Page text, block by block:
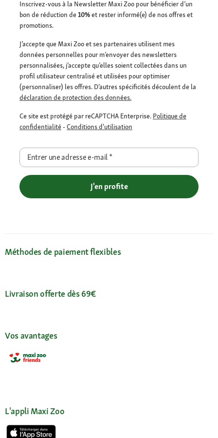
Inscrivez-vous à la Newsletter Maxi Zoo pour bénéficier d’un
bon de réduction de10%et rester informé(e) de nos offres et
promotions.
J’accepte que Maxi Zoo et ses partenaires utilisent mes
données personnelles pour m’envoyer des newsletters
personnalisées, j’accepte qu’elles soient collectées dans un
profil utilisateur centralisé et utilisées pour optimiser
(personnaliser) les offres. D’autres spécificités découlent de la
déclaration de protection des données.
Ce site est protégé par reCAPTCHA Enterprise. Politique de
confidentialité - Conditions d'utilisation
Entrer une adresse e-mail*
J'en profite
Méthodes de paiement flexibles
Livraison offerte dès 69€
Vos avantages
L'appli Maxi Zoo